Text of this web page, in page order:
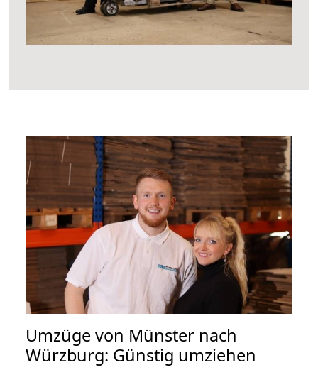
Umzüge von Münster nach
Würzburg: Günstig umziehen